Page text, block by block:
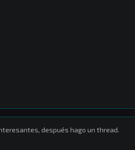
después hago un thread.